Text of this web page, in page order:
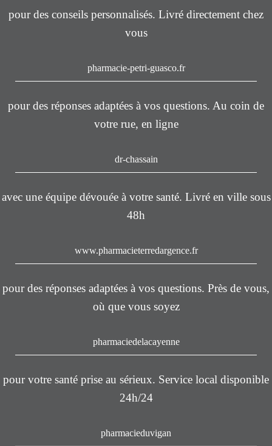
pour des conseils personnalisés. Livré directement chez
vous
pharmacie-petri-guasco.fr
pour des réponses adaptées à vos questions. Au coin de
votre rue, en ligne
dr-chassain
avec une équipe dévouée à votre santé. Livré en ville sous
48h
www.pharmacieterredargence.fr
pour des réponses adaptées à vos questions. Près de vous,
où que vous soyez
pharmaciedelacayenne
pour votre santé prise au sérieux. Service local disponible
24h/24
pharmacieduvigan